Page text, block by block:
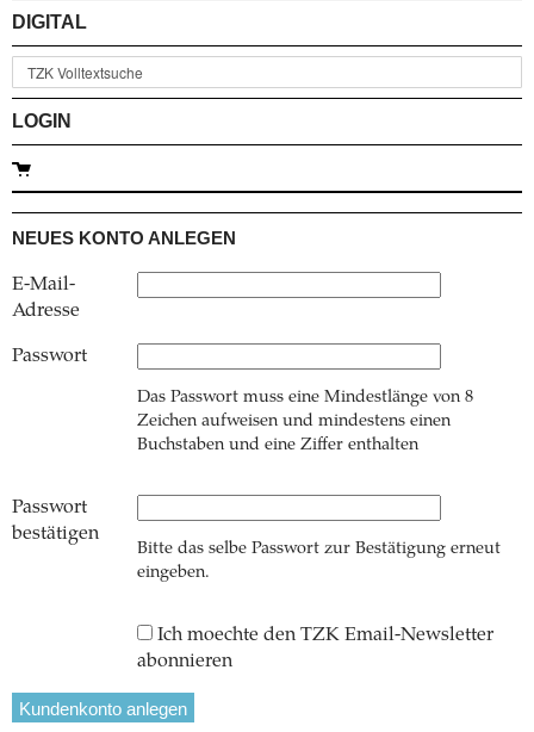
DIGITAL
LOGIN
NEUES KONTO ANLEGEN
E-Mail-
Adresse
Passwort
Das Passwort muss eine Mindestlänge von 8
Zeichen aufweisen und mindestens einen
Buchstaben und eine Ziffer enthalten
Passwort
bestätigen
Bitte das selbe Passwort zur Bestätigung erneut
eingeben.
Ich moechte den TZK Email-Newsletter
abonnieren